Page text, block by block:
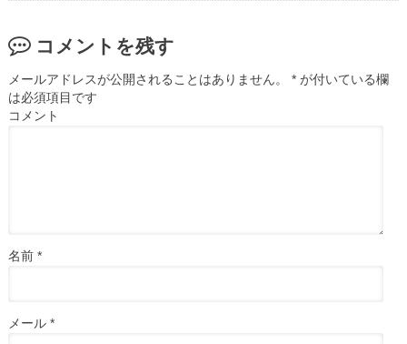
コメントを残す
メールアドレスが公開されることはありません。 *が付いている欄
は必須項目です
コメント
名前 *
メール *